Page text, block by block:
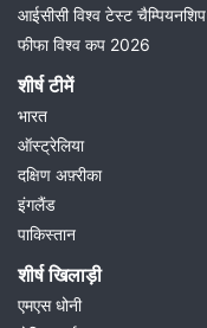
आईसीसी विश्व टेस्ट चैम्पियनशिप
फीफा विश्व कप 2026
शीर्ष टीमें
भारत
ऑस्ट्रेलिया
दक्षिण अफ़्रीका
इंगलैंड
पाकिस्तान
शीर्ष खिलाड़ी
एमएस धोनी